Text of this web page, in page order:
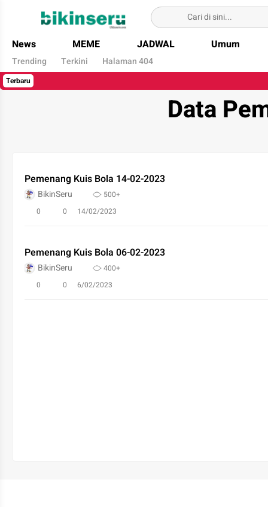
Bikin Seru
News MEME JADWAL Umum
Trending Terkini Halaman 404
Terbaru
Data
Pemenang Kuis Bola 14-02-2023
BikinSeru
500+
0
0 14/02/2023
Pemenang Kuis Bola 06-02-2023
BikinSeru
400+
0
0 6/02/2023